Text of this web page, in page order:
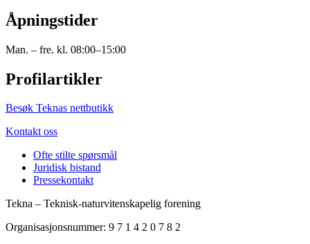
Åpningstider
Man. – fre. kl. 08:00–15:00
Profilartikler
Besøk Teknas nettbutikk
Kontakt oss
Ofte stilte spørsmål
Juridisk bistand
Pressekontakt
Tekna – Teknisk-naturvitenskapelig forening
Organisasjonsnummer: 9 7 1 4 2 0 7 8 2